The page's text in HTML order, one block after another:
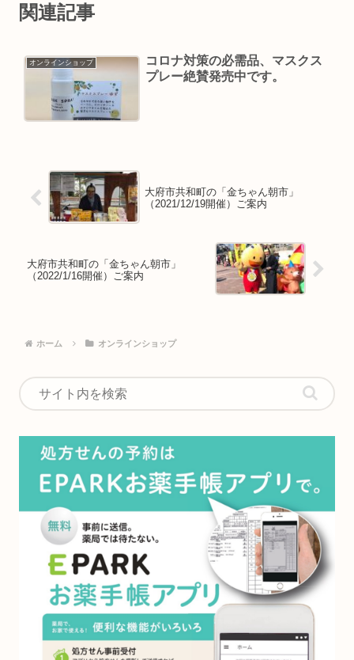
関連記事
オンラインショップ
コロナ対策の必需品、マスクス
プレー絶賛発売中です。
大府市共和町の「金ちゃん朝市」
（2021/12/19開催）ご案内
大府市共和町の「金ちゃん朝市」
（2022/1/16開催）ご案内
ホーム オンラインショップ